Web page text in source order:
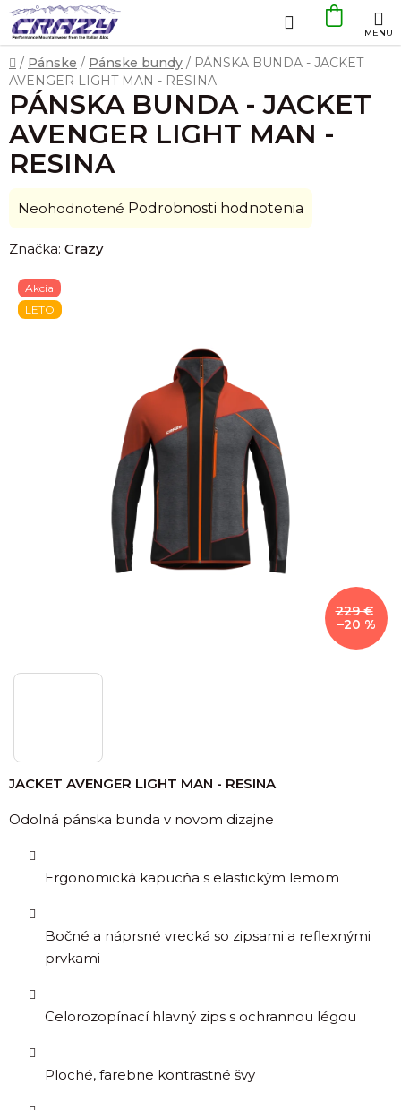
Prejsť
na
obsah
Hľadať
KOŠÍK
Domov
/ Pánske / Pánske bundy / PÁNSKA BUNDA - JACKET
AVENGER LIGHT MAN - RESINA
JACKET AVENGER LIGHT MAN - RESINA
Odolná pánska bunda v novom dizajne
Ergonomická kapucňa s elastickým lemom
Bočné a náprsné vrecká so zipsami a reflexnými
prvkami
Celorozopínací hlavný zips s ochrannou légou
Ploché, farebne kontrastné švy
PÁNSKA BUNDA - JACKET
AVENGER LIGHT MAN -
RESINA
Priemerné
produktu
0,0
z
Neohodnotené Podrobnosti hodnotenia
Značka: Crazy
Akcia
LETO
229 €
–20 %